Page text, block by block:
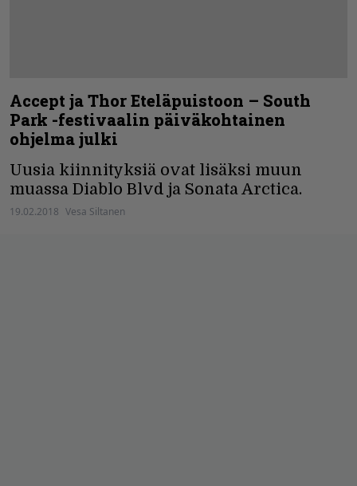
Accept ja Thor Eteläpuistoon – South
Park -festivaalin päiväkohtainen
ohjelma julki
Uusia kiinnityksiä ovat lisäksi muun
muassa Diablo Blvd ja Sonata Arctica.
19.02.2018 Vesa Siltanen